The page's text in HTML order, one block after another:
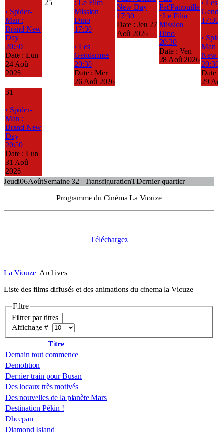
› Spider-
Man :
Brand New
Day
20:30
Date : Lun
24 Aoû
2026
25
: Le Film
Mission
Dino
17:30
› Les
Gendarmes
20:30
Date : Mer
26 Aoû 2026
New Day
17:30
Date : Jeu 27
Aoû 2026
Pat'Patrouille
: Le Film
Mission
Dino
20:30
Date : Ven
28 Aoû 2026
› Les
›
Man
New
29
31
› Spider-
Man :
Brand New
Day
20:30
Date : Lun
31 Aoû
2026
Jeudi06AoûtSemaine 32 | TransfigurationTDernier quartier
Programme du Cinéma La Viouze
Téléchargez
La Viouze Archives
Liste des films diffusés et des animations du cinema la Viouze
Filtre
Filtrer par titres
Affichage #
Titre
Demain tout commence
Demolition
Dernier train pour Busan
Des locaux très motivés
Des nouvelles de la planète Mars
Destination Pékin !
Dheepan
Diamond Island